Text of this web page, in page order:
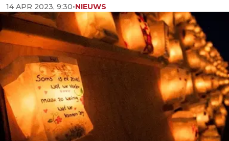
14 APR 2023, 9:30•NIEUWS